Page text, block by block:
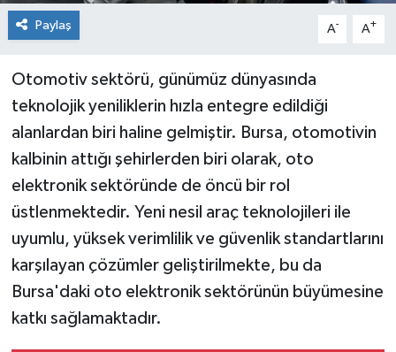
Paylaş A- A+
Otomotiv sektörü, günümüz dünyasında
teknolojik yeniliklerin hızla entegre edildiği
alanlardan biri haline gelmiştir. Bursa, otomotivin
kalbinin attığı şehirlerden biri olarak, oto
elektronik sektöründe de öncü bir rol
üstlenmektedir. Yeni nesil araç teknolojileri ile
uyumlu, yüksek verimlilik ve güvenlik standartlarını
karşılayan çözümler geliştirilmekte, bu da
Bursa'daki oto elektronik sektörünün büyümesine
katkı sağlamaktadır.